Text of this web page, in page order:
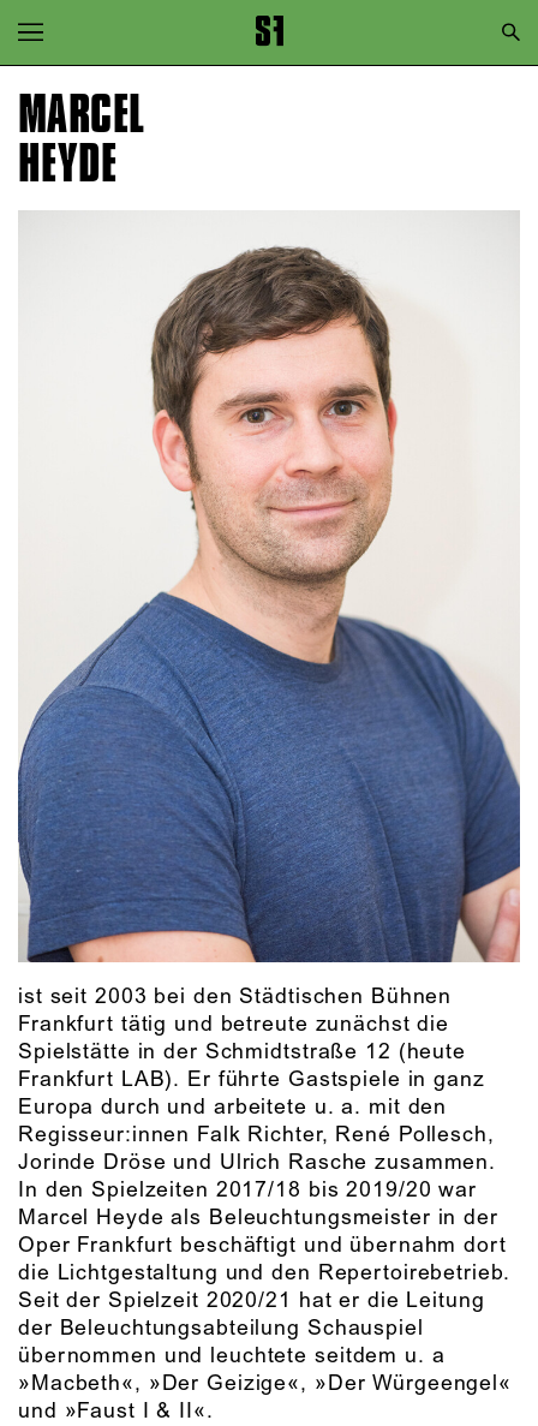
Zur Hauptnavigation springen
Zum Hauptinhalt springen
Zum Footer springen
MARCEL
HEYDE
ist seit 2003 bei den Städtischen Bühnen
Frankfurt tätig und betreute zunächst die
Spielstätte in der Schmidtstraße 12 (heute
Frankfurt LAB). Er führte Gastspiele in ganz
Europa durch und arbeitete u. a. mit den
Regisseur:innen Falk Richter, René Pollesch,
Jorinde Dröse und Ulrich Rasche zusammen.
In den Spielzeiten 2017/18 bis 2019/20 war
Marcel Heyde als Beleuchtungsmeister in der
Oper Frankfurt beschäftigt und übernahm dort
die Lichtgestaltung und den Repertoirebetrieb.
Seit der Spielzeit 2020/21 hat er die Leitung
der Beleuchtungsabteilung Schauspiel
übernommen und leuchtete seitdem u. a
»Macbeth«, »Der Geizige«, »Der Würgeengel«
und »Faust I & II«.